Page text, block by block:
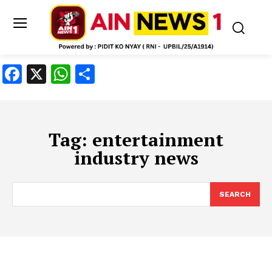
Facebook
X WhatsApp
Tag: entertainment
industry news
SEARCH